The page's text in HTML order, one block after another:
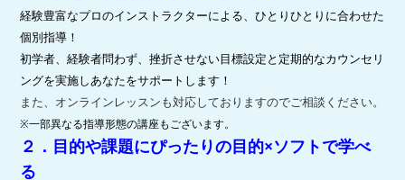
経験豊富なプロのインストラクターによる、ひとりひとりに合わせた
個別指導！
初学者、経験者問わず、挫折させない目標設定と定期的なカウンセリ
ングを実施しあなたをサポートします！
また、 オンラインレッスンも対応しておりますのでご相談ください。
※一部異なる指導形態の講座もございます。
２．目的や課題にぴったりの目的×ソフトで学べ
る